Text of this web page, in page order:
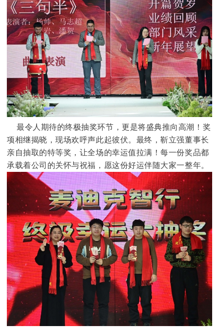
最令人期待的终极抽奖环节，更是将盛典推向高潮！奖
项相继揭晓，现场欢呼声此起彼伏。最终，靳立强董事长
亲自抽取的特等奖，让全场的幸运值拉满！每一份奖品都
承载着公司的关怀与祝福，愿这份好运伴随大家一整年。